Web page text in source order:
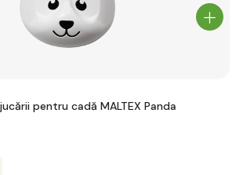
pentru cadă MALTEX Panda